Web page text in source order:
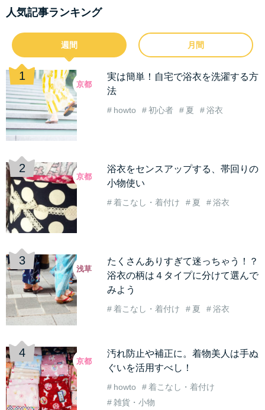
人気記事ランキング
週間 月間
実は簡単！自宅で浴衣を洗濯する方
法
howto 初心者 夏 浴衣
京都
浴衣をセンスアップする、帯回りの
小物使い
着こなし・着付け 夏 浴衣
京都
たくさんありすぎて迷っちゃう！？
浴衣の柄は４タイプに分けて選んで
みよう
着こなし・着付け 夏 浴衣
浅草
汚れ防止や補正に。着物美人は手ぬ
ぐいを活用すべし！
howto
着こなし・着付け
雑貨・小物
京都